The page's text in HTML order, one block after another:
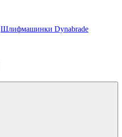
Шлифмашинки Dynabrade